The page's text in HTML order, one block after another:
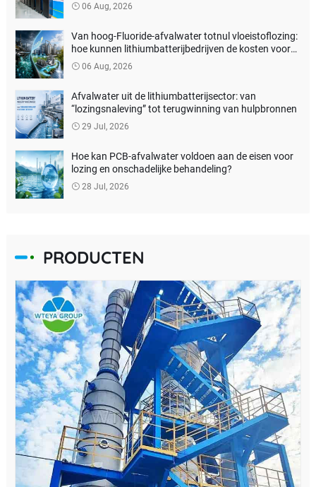
06 Aug, 2026
Van hoog-Fluoride-afvalwater totnul vloeistoflozing:
hoe kunnen lithiumbatterijbedrijven de kosten voor
milieubehandeling verlagen?
06 Aug, 2026
Afvalwater uit de lithiumbatterijsector: van
“lozingsnaleving” tot terugwinning van hulpbronnen
29 Jul, 2026
Hoe kan PCB-afvalwater voldoen aan de eisen voor
lozing en onschadelijke behandeling?
28 Jul, 2026
PRODUCTEN